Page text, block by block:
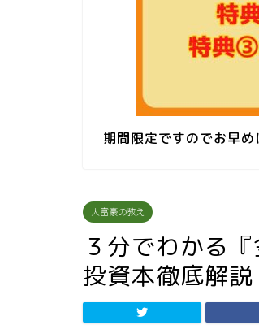
期間限定ですのでお早め
大富豪の教え
３分でわかる
投資本徹底解説